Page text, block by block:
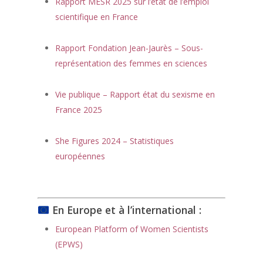
scientifique en France
Rapport Fondation Jean-Jaurès – Sous-
représentation des femmes en sciences
Vie publique – Rapport état du sexisme en
France 2025
She Figures 2024 – Statistiques
européennes
En Europe et à l’international :
European Platform of Women Scientists
(EPWS)